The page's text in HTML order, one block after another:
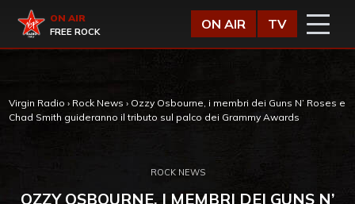
Virgin Radio
ON AIR
FREE ROCK
ON AIR TV
Virgin Radio › Rock News › Ozzy Osbourne, i membri dei Guns N’ Roses e
Chad Smith guideranno il tributo sul palco dei Grammy Awards
ROCK NEWS
OZZY OSBOURNE, I MEMBRI DEI GUNS N’